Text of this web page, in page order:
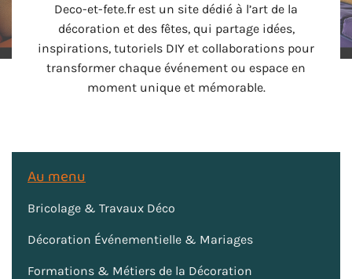
Deco-et-fete.fr est un site dédié à l’art de la
décoration et des fêtes, qui partage idées,
inspirations, tutoriels DIY et collaborations pour
transformer chaque événement ou espace en
moment unique et mémorable.
Au menu
Bricolage & Travaux Déco
Décoration Événementielle & Mariages
Formations & Métiers de la Décoration